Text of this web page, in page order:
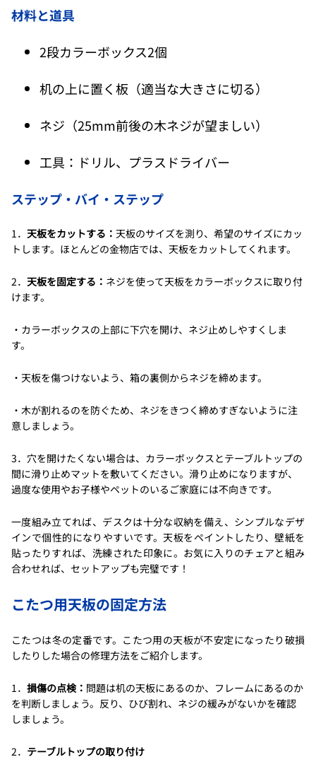
材料と道具
2段カラーボックス2個
机の上に置く板（適当な大きさに切る）
ネジ（25mm前後の木ネジが望ましい）
工具：ドリル、プラスドライバー
ステップ・バイ・ステップ
1． 天板をカットする： 天板のサイズを測り、希望のサイズにカッ
トします。ほとんどの金物店では、天板をカットしてくれます。
2． 天板を固定する： ネジを使って天板をカラーボックスに取り付
けます。
・カラーボックスの上部に下穴を開け、ネジ止めしやすくしま
す。
・天板を傷つけないよう、箱の裏側からネジを締めます。
・木が割れるのを防ぐため、ネジをきつく締めすぎないように注
意しましょう。
3．穴を開けたくない場合は、カラーボックスとテーブルトップの
間に滑り止めマットを敷いてください。滑り止めになりますが、
過度な使用やお子様やペットのいるご家庭には不向きです。
一度組み立てれば、デスクは十分な収納を備え、シンプルなデザ
インで個性的になりやすいです。天板をペイントしたり、壁紙を
貼ったりすれば、洗練された印象に。お気に入りのチェアと組み
合わせれば、セットアップも完璧です！
こたつ用天板の固定方法
こたつは冬の定番です。こたつ用の天板が不安定になったり破損
したりした場合の修理方法をご紹介します。
1． 損傷の点検： 問題は机の天板にあるのか、フレームにあるのか
を判断しましょう。反り、ひび割れ、ネジの緩みがないかを確認
しましょう。
2． テーブルトップの取り付け